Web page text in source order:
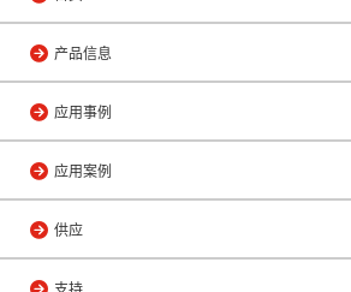
产品信息
应用事例
应用案例
供应